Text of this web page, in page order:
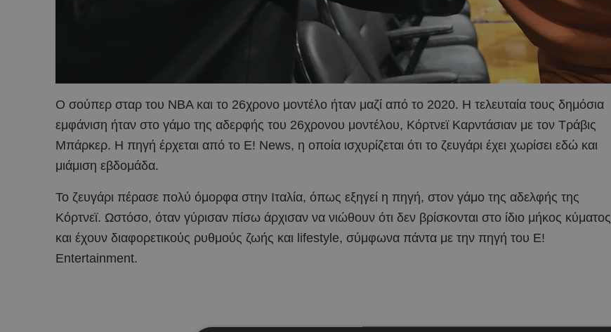
Ο σούπερ σταρ του NBA και το 26χρονο μοντέλο ήταν μαζί από το 2020. Η τελευταία τους δημόσια
εμφάνιση ήταν στο γάμο της αδερφής του 26χρονου μοντέλου, Κόρτνεϊ Καρντάσιαν με τον Τράβις
Μπάρκερ. Η πηγή έρχεται από το Ε! News, η οποία ισχυρίζεται ότι το ζευγάρι έχει χωρίσει εδώ και
μιάμιση εβδομάδα.
Το ζευγάρι πέρασε πολύ όμορφα στην Ιταλία, όπως εξηγεί η πηγή, στον γάμο της αδελφής της
Κόρτνεϊ. Ωστόσο, όταν γύρισαν πίσω άρχισαν να νιώθουν ότι δεν βρίσκονται στο ίδιο μήκος κύματος
και έχουν διαφορετικούς ρυθμούς ζωής και lifestyle, σύμφωνα πάντα με την πηγή του E!
Entertainment.